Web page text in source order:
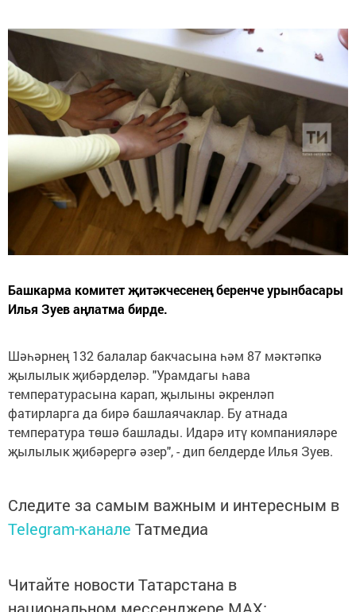
Башкарма комитет җитәкчесенең беренче урынбасары
Илья Зуев аңлатма бирде.
Шәһәрнең 132 балалар бакчасына һәм 87 мәктәпкә
җылылык җибәрделәр. "Урамдагы һава
температурасына карап, җылыны әкренләп
фатирларга да бирә башлаячаклар. Бу атнада
температура төшә башлады. Идарә итү компанияләре
җылылык җибәрергә әзер", - дип белдерде Илья Зуев.
Следите за самым важным и интересным в
Telegram-канале Татмедиа
Читайте новости Татарстана в